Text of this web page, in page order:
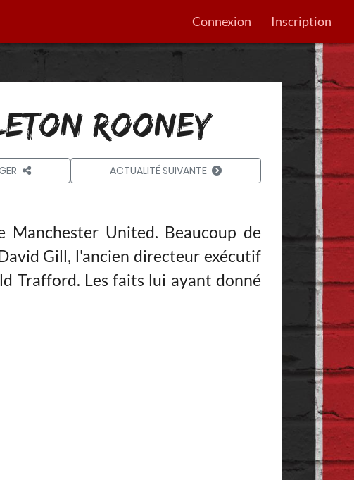
Connexion Inscription
ROONEY
ACTUALITÉ SUIVANTE
Manchester United. Beaucoup de
Gill, l'ancien directeur exécutif
Trafford. Les faits lui ayant donné